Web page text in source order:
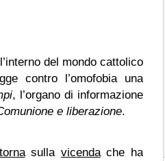
del mondo cattolico
contro l’omofobia una
, l’organo di informazione
e liberazione.
sulla vicendache ha